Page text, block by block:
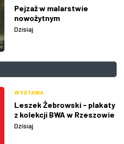
Pejzaż w malarstwie
nowożytnym
Dzisiaj
WYSTAWA
Leszek Żebrowski - plakaty
z kolekcji BWA w Rzeszowie
Dzisiaj